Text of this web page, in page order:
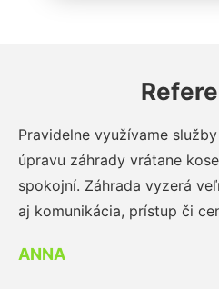
Pravidelne využívame
úpravu záhrady vrátane
spokojní. Záhrada vyzerá
aj komunikácia, prístup či
ANNA